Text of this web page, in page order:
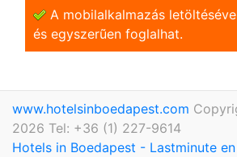
A mobilalkalmazás
és egyszerũen foglalhat.
www.hotelsinboedapest.com
2026 Tel: +36 (1) 227-9614
Hotels in Boedapest - Lastminute